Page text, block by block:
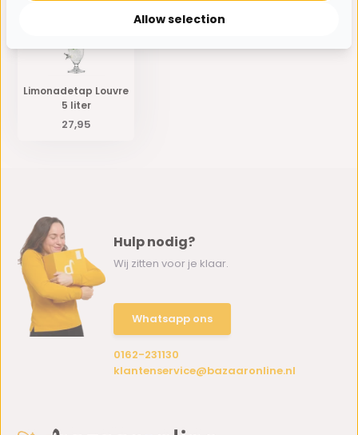
Limonadetap Louvre
5 liter
27,95
Hulp nodig?
Wij zitten voor je klaar.
Whatsapp ons
0162-231130
klantenservice@bazaaronline.nl
Allow selection